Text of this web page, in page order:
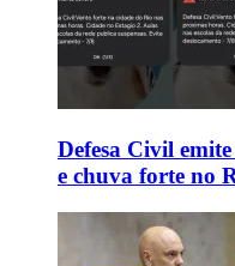
Defesa Civil
e chuva forte no